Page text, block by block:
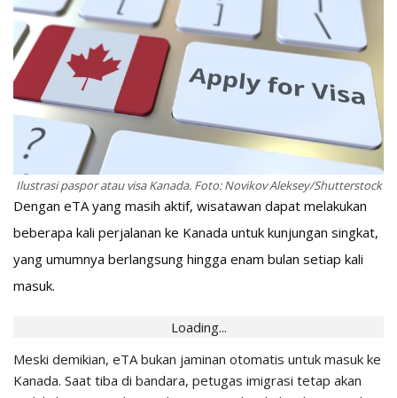
Ilustrasi paspor atau visa Kanada. Foto: Novikov Aleksey/Shutterstock
Dengan eTA yang masih aktif, wisatawan dapat melakukan
beberapa kali perjalanan ke Kanada untuk kunjungan singkat,
yang umumnya berlangsung hingga enam bulan setiap kali
masuk.
Loading...
Meski demikian, eTA bukan jaminan otomatis untuk masuk ke
Kanada. Saat tiba di bandara, petugas imigrasi tetap akan